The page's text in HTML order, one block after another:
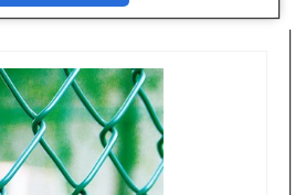
por sua ótima resistência e
dos processos que deixam o